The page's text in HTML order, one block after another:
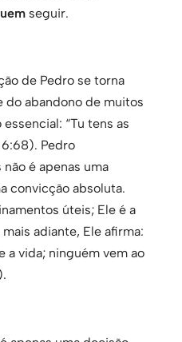
seguir.
de Pedro se torna
do abandono de muitos
“Tu tens as
6:68). Pedro
é apenas uma
convicção absoluta.
úteis; Ele é a
adiante, Ele afirma:
a vida; ninguém vem ao